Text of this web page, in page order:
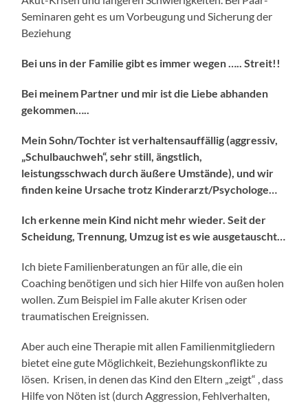
Seminaren geht es um Vorbeugung und Sicherung der
Beziehung
Bei uns in der Familie gibt es immer wegen ….. Streit!!
Bei meinem Partner und mir ist die Liebe abhanden
gekommen…..
Mein Sohn/Tochter ist verhaltensauffällig (aggressiv,
„Schulbauchweh“, sehr still, ängstlich,
leistungsschwach durch äußere Umstände), und wir
finden keine Ursache trotz Kinderarzt/Psychologe…
Ich erkenne mein Kind nicht mehr wieder. Seit der
Scheidung, Trennung, Umzug ist es wie ausgetauscht…
Ich biete Familienberatungen an für alle, die ein
Coaching benötigen und sich hier Hilfe von außen holen
wollen. Zum Beispiel im Falle akuter Krisen oder
traumatischen Ereignissen.
Aber auch eine Therapie mit allen Familienmitgliedern
bietet eine gute Möglichkeit, Beziehungskonflikte zu
lösen. Krisen, in denen das Kind den Eltern „zeigt“ , dass
Hilfe von Nöten ist (durch Aggression, Fehlverhalten,